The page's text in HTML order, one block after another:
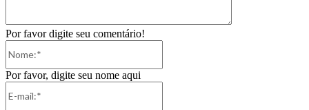
Por favor digite seu comentário!
Por favor, digite seu nome aqui